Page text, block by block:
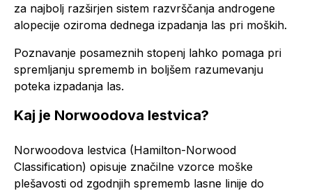
za najbolj razširjen sistem razvrščanja androgene
alopecije oziroma dednega izpadanja las pri moških.
Poznavanje posameznih stopenj lahko pomaga pri
spremljanju sprememb in boljšem razumevanju
poteka izpadanja las.
Kaj je Norwoodova lestvica?
Norwoodova lestvica (Hamilton-Norwood
Classification) opisuje značilne vzorce moške
plešavosti od zgodnjih sprememb lasne linije do